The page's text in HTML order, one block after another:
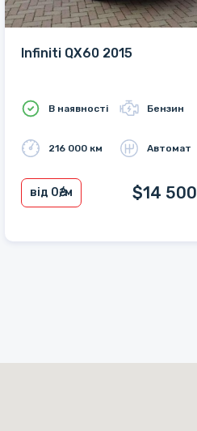
Infiniti QX60 2015
В наявності Бензин
216 000 км Автомат
від 0₴/м $14 500